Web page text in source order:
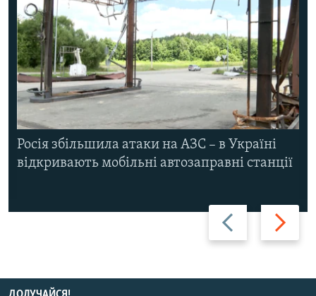
Назад Вперед
Росія збільшила атаки на АЗС – в Україні
відкривають мобільні автозаправні станції